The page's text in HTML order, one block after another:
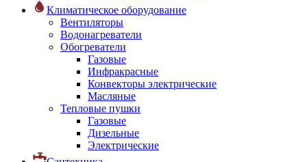
Климатическое оборудование
Вентиляторы
Водонагреватели
Обогреватели
Газовые
Инфракрасные
Конвекторы электрические
Масляные
Тепловые пушки
Газовые
Дизельные
Электрические